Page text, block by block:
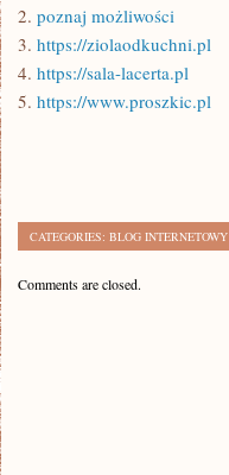
2. poznaj możliwości
3. https://ziolaodkuchni.pl
4. https://sala-lacerta.pl
5. https://www.proszkic.pl
CATEGORIES: BLOG INTERNETOWY
Comments are closed.